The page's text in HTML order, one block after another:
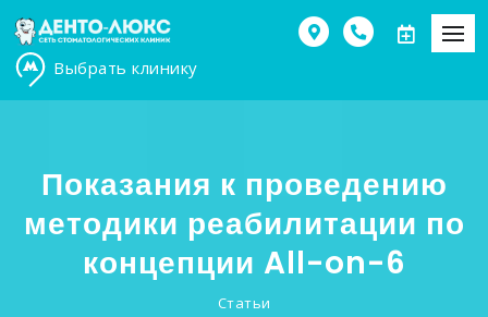
Выбрать клинику
Показания к проведению
методики реабилитации по
концепции All-on-6
Статьи